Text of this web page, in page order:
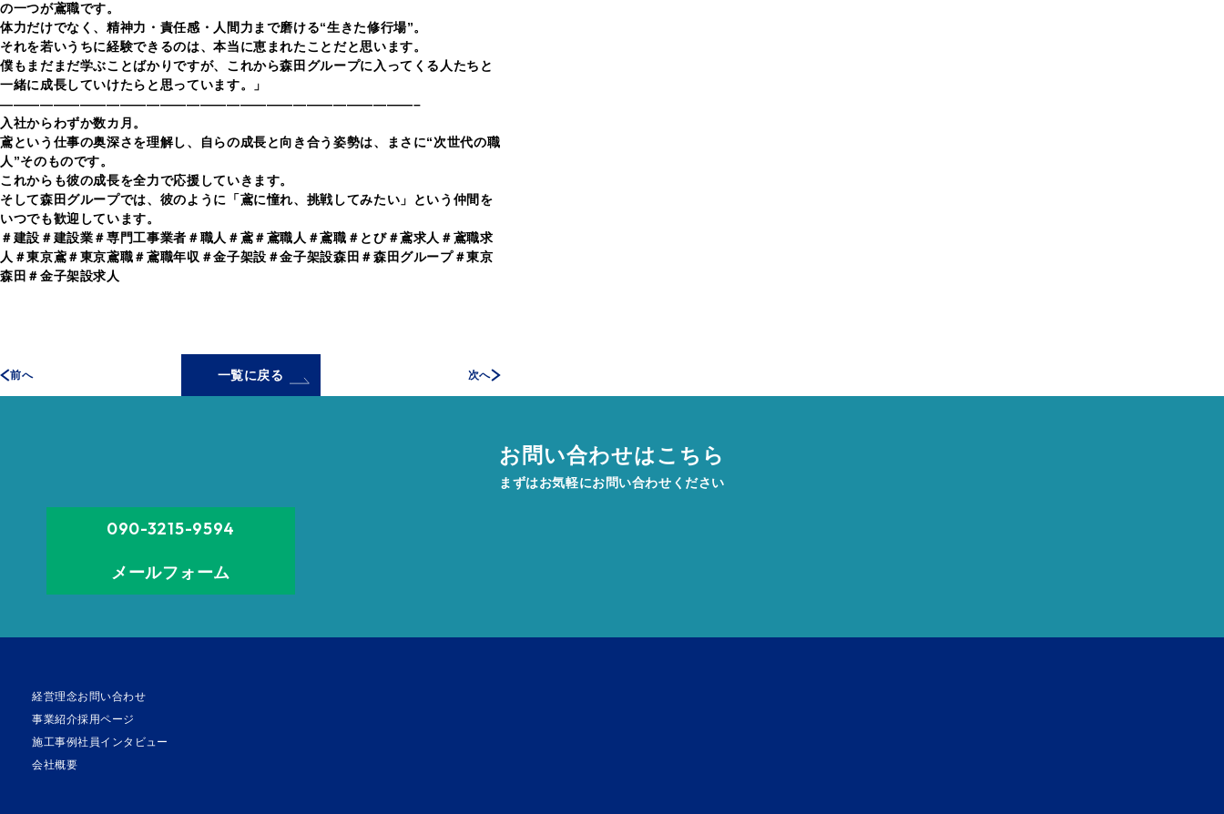
の一つが鳶職です。
体力だけでなく、精神力・責任感・人間力まで磨ける“生きた修行場”。
それを若いうちに経験できるのは、本当に恵まれたことだと思います。
僕もまだまだ学ぶことばかりですが、これから森田グループに入ってくる人たちと
一緒に成長していけたらと思っています。」
———————————————————————————————–
入社からわずか数カ月。
鳶という仕事の奥深さを理解し、自らの成長と向き合う姿勢は、まさに“次世代の職
人”そのものです。
これからも彼の成長を全力で応援していきます。
そして森田グループでは、彼のように「鳶に憧れ、挑戦してみたい」という仲間を
いつでも歓迎しています。
＃建設＃建設業＃専門工事業者＃職人＃鳶＃鳶職人＃鳶職＃とび＃鳶求人＃鳶職求
人＃東京鳶＃東京鳶職＃鳶職年収＃金子架設＃金子架設森田＃森田グループ＃東京
森田＃金子架設求人
前へ 一覧に戻る 次へ
お問い合わせはこちら
まずはお気軽にお問い合わせください
090-3215-9594
メールフォーム
経営理念
事業紹介
施工事例
会社概要
お問い合わせ
採用ページ
社員インタビュー